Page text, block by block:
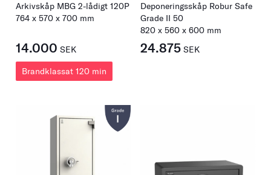
Arkivskåp MBG 2-lådigt 120P
764 x 570 x 700 mm
14.000 SEK
Brandklassat 120 min
Deponeringsskåp Robur Safe
Grade II 50
820 x 560 x 600 mm
24.875 SEK